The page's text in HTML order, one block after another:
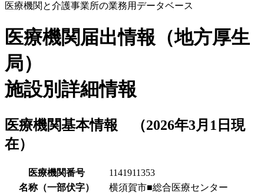
医療機関と介護事業所の業務用データベース
医療機関届出情報（地方厚生
局）
施設別詳細情報
医療機関基本情報 （2026年3月1日現
在）
医療機関番号
1141911353
名称（一部伏字）
横須賀市■総合医療センター